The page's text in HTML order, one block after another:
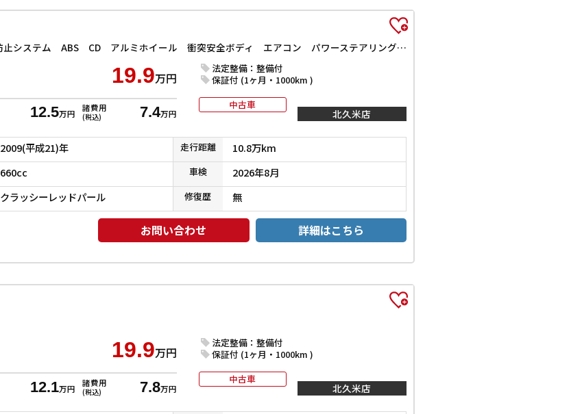
XS ETC HID スマートキー 電動格納ミラー ベンチシート AT 盗難防止システム ABS CD アルミホイール 衝突安全ボディ エアコン パワーステアリング パワーウィンドウ 運転席エアバッグ
19.9万円
12.5万円
諸費用
(税込) 7.4万円
法定整備：整備付
保証付 (1ヶ月・1000km )
中古車
北久米店
2009(平成21)年 走行距離 10.8万km
660cc 車検 2026年8月
クラッシーレッドパール 修復歴 無
お問い合わせ 詳細はこちら
19.9万円
12.1万円
諸費用
(税込) 7.8万円
法定整備：整備付
保証付 (1ヶ月・1000km )
中古車
北久米店